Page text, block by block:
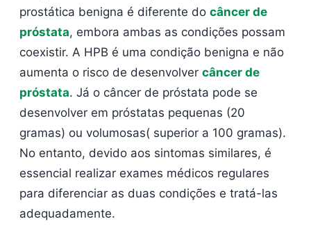
prostática benigna é diferente do câncer de
próstata, embora ambas as condições possam
coexistir. A HPB é uma condição benigna e não
aumenta o risco de desenvolver câncer de
próstata. Já o câncer de próstata pode se
desenvolver em próstatas pequenas (20
gramas) ou volumosas( superior a 100 gramas).
No entanto, devido aos sintomas similares, é
essencial realizar exames médicos regulares
para diferenciar as duas condições e tratá-las
adequadamente.